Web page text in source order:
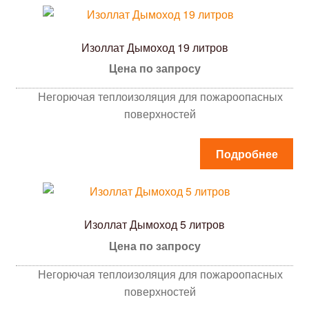
Изоллат Дымоход 19 литров
Цена по запросу
Негорючая теплоизоляция для пожароопасных
поверхностей
Подробнее
Изоллат Дымоход 5 литров
Цена по запросу
Негорючая теплоизоляция для пожароопасных
поверхностей